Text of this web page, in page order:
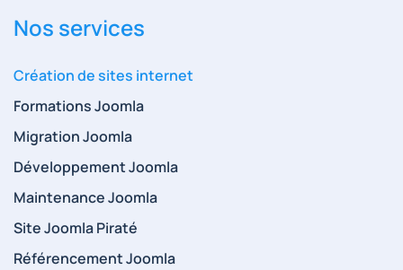
Nos services
Création de sites internet
Formations Joomla
Migration Joomla
Développement Joomla
Maintenance Joomla
Site Joomla Piraté
Référencement Joomla